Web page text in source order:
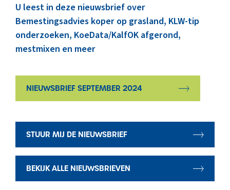
U leest in deze nieuwsbrief over
Bemestingsadvies koper op grasland, KLW-tip
onderzoeken, KoeData/KalfOK afgerond,
mestmixen en meer
NIEUWSBRIEF SEPTEMBER 2024
STUUR MIJ DE NIEUWSBRIEF
BEKIJK ALLE NIEUWSBRIEVEN